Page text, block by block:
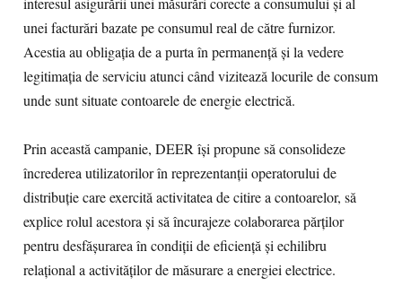
unei facturări bazate pe consumul real de către furnizor.
Acestia au obligația de a purta în permanență și la vedere
legitimația de serviciu atunci când vizitează locurile de consum
unde sunt situate contoarele de energie electrică.
Prin această campanie, DEER își propune să consolideze
încrederea utilizatorilor în reprezentanții operatorului de
distribuție care exercită activitatea de citire a contoarelor, să
explice rolul acestora și să încurajeze colaborarea părților
pentru desfășurarea în condiții de eficiență și echilibru
relațional a activităților de măsurare a energiei electrice.